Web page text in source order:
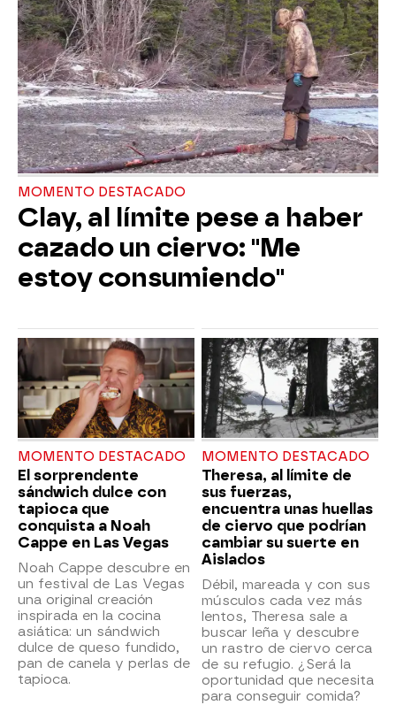
MOMENTO DESTACADO
Clay, al límite pese a haber
cazado un ciervo: "Me
estoy consumiendo"
MOMENTO DESTACADO
El sorprendente
sándwich dulce con
tapioca que
conquista a Noah
Cappe en Las Vegas
Noah Cappe descubre en
un festival de Las Vegas
una original creación
inspirada en la cocina
asiática: un sándwich
dulce de queso fundido,
pan de canela y perlas de
tapioca.
MOMENTO DESTACADO
Theresa, al límite de
sus fuerzas,
encuentra unas huellas
de ciervo que podrían
cambiar su suerte en
Aislados
Débil, mareada y con sus
músculos cada vez más
lentos, Theresa sale a
buscar leña y descubre
un rastro de ciervo cerca
de su refugio. ¿Será la
oportunidad que necesita
para conseguir comida?